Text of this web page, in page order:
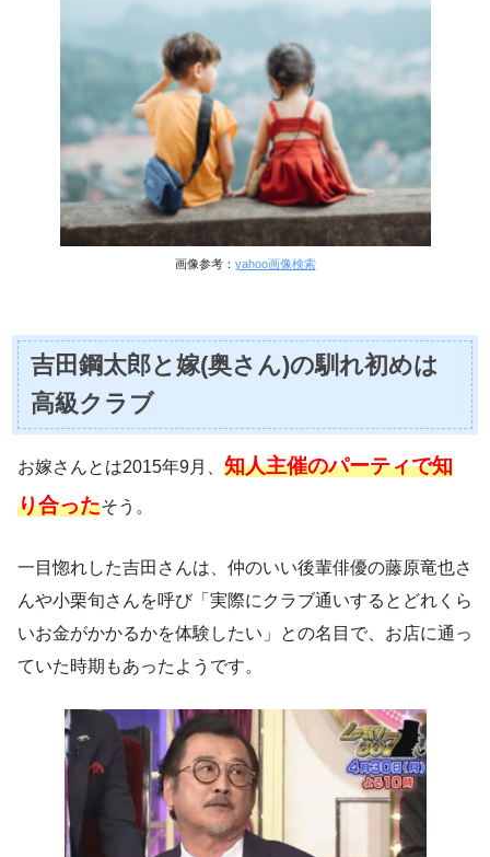
画像参考： yahoo画像検索
吉田鋼太郎と嫁(奥さん)の馴れ初めは
高級クラブ
お嫁さんとは2015年9月、 知人主催のパーティで知
り合ったそう。
一目惚れした吉田さんは、仲のいい後輩俳優の藤原竜也さ
んや小栗旬さんを呼び「実際にクラブ通いするとどれくら
いお金がかかるかを体験したい」との名目で、お店に通っ
ていた時期もあったようです。